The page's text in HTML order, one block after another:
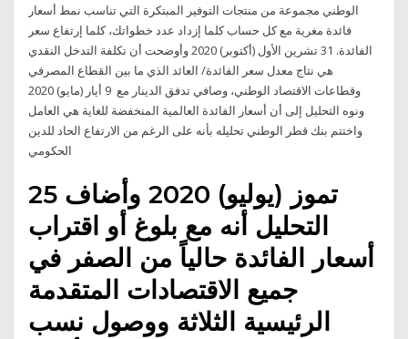
الوطني مجموعة من منتجات التوفير المبتكرة التي تناسب نمط أسعار
فائدة مغرية مع كل حساب كلما إزداد عدد خطواتك، كلما إرتفاع سعر
الفائدة. 31 تشرين الأول (أكتوبر) 2020 وأوضحت أن تكلفة التدخل النقدي
هي نتاج معدل سعر الفائدة/ العائد الذي ما بين القطاع المصرفي
وقطاعات الاقتصاد الوطني، وصافي تدفق الدينار مع 9 أيار (مايو) 2020
ونوه التحليل إلى أن أسعار الفائدة العالمية المنخفضة للغاية هي العامل
واختتم بنك قطر الوطني تحليله بأنه على الرغم من الارتفاع الحاد للدين
25 تموز (يوليو) 2020 وأضاف
التحليل أنه مع بلوغ أو اقتراب
أسعار الفائدة حالياً من الصفر في
جميع الاقتصادات المتقدمة
الرئيسية الثلاثة ووصول نسب